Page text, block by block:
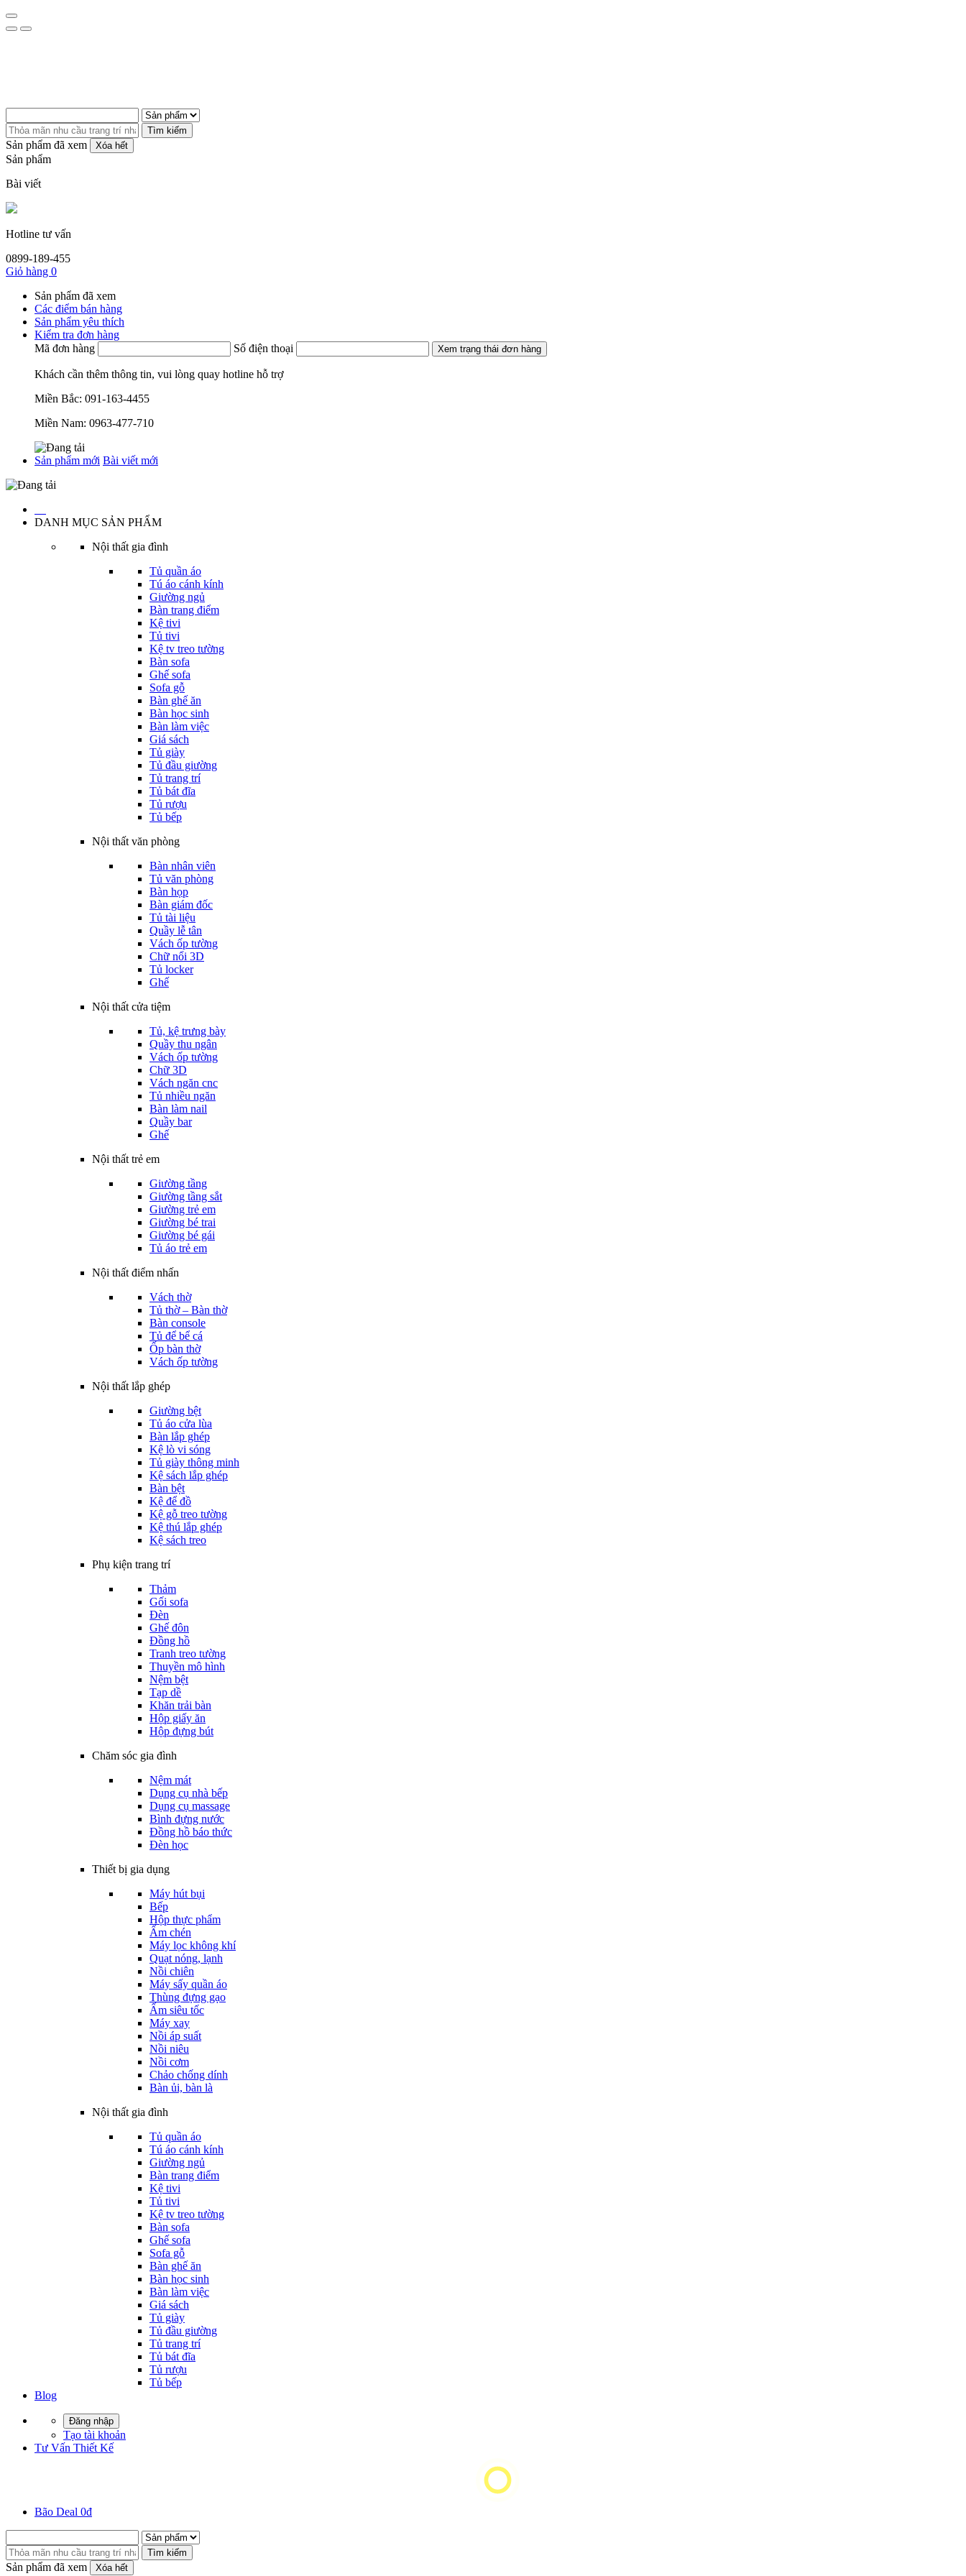
Tìm kiếm
Sản phẩm đã xem Xóa hết
Sản phẩm
Bài viết
Hotline tư vấn
0899-189-455
Giỏ hàng 0
Sản phẩm đã xem
Các điểm bán hàng
Sản phẩm yêu thích
Kiểm tra đơn hàng
Mã đơn hàng
Số điện thoại Xem trạng thái đơn hàng
Khách cần thêm thông tin, vui lòng quay hotline hỗ trợ
Miền Bắc: 091-163-4455
Miền Nam: 0963-477-710
Sản phẩm mới Bài viết mới
DANH MỤC SẢN PHẨM
Nội thất gia đình
Tủ quần áo
Tú áo cánh kính
Giường ngủ
Bàn trang điểm
Kệ tivi
Tủ tivi
Kệ tv treo tường
Bàn sofa
Ghế sofa
Sofa gỗ
Bàn ghế ăn
Bàn học sinh
Bàn làm việc
Giá sách
Tủ giày
Tủ đầu giường
Tủ trang trí
Tủ bát đĩa
Tủ rượu
Tủ bếp
Nội thất văn phòng
Bàn nhân viên
Tủ văn phòng
Bàn họp
Bàn giám đốc
Tủ tài liệu
Quầy lễ tân
Vách ốp tường
Chữ nổi 3D
Tủ locker
Ghế
Nội thất cửa tiệm
Tủ, kệ trưng bày
Quầy thu ngân
Vách ốp tường
Chữ 3D
Vách ngăn cnc
Tủ nhiều ngăn
Bàn làm nail
Quầy bar
Ghế
Nội thất trẻ em
Giường tầng
Giường tầng sắt
Giường trẻ em
Giường bé trai
Giường bé gái
Tủ áo trẻ em
Nội thất điểm nhấn
Vách thờ
Tủ thờ – Bàn thờ
Bàn console
Tủ để bể cá
Ốp bàn thờ
Vách ốp tường
Nội thất lắp ghép
Giường bệt
Tủ áo cửa lùa
Bàn lắp ghép
Kệ lò vi sóng
Tủ giày thông minh
Kệ sách lắp ghép
Bàn bệt
Kệ để đồ
Kệ gỗ treo tường
Kệ thú lắp ghép
Kệ sách treo
Phụ kiện trang trí
Thảm
Gối sofa
Đèn
Ghế đôn
Đồng hồ
Tranh treo tường
Thuyền mô hình
Nệm bệt
Tạp dề
Khăn trải bàn
Hộp giấy ăn
Hộp đựng bút
Chăm sóc gia đình
Nệm mát
Dụng cụ nhà bếp
Dụng cụ massage
Bình đựng nước
Đồng hồ báo thức
Đèn học
Thiết bị gia dụng
Máy hút bụi
Bếp
Hộp thực phẩm
Ấm chén
Máy lọc không khí
Quạt nóng, lạnh
Nồi chiên
Máy sấy quần áo
Thùng đựng gạo
Ấm siêu tốc
Máy xay
Nồi áp suất
Nồi niêu
Nồi cơm
Chảo chống dính
Bàn ủi, bàn là
Nội thất gia đình
Tủ quần áo
Tú áo cánh kính
Giường ngủ
Bàn trang điểm
Kệ tivi
Tủ tivi
Kệ tv treo tường
Bàn sofa
Ghế sofa
Sofa gỗ
Bàn ghế ăn
Bàn học sinh
Bàn làm việc
Giá sách
Tủ giày
Tủ đầu giường
Tủ trang trí
Tủ bát đĩa
Tủ rượu
Tủ bếp
Blog
Đăng nhập
Tạo tài khoản
Tư Vấn Thiết Kế
Bão Deal 0đ
Tìm kiếm
Sản phẩm đã xem Xóa hết